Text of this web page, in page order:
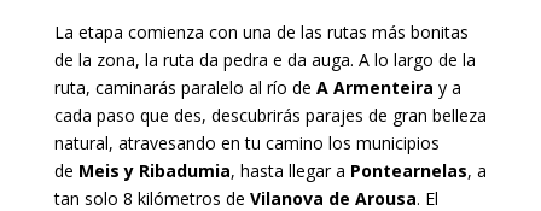
La etapa comienza con una de las rutas más bonitas
de la zona, la ruta da pedra e da auga. A lo largo de la
ruta, caminarás paralelo al río de A Armenteira y a
cada paso que des, descubrirás parajes de gran belleza
natural, atravesando en tu camino los municipios
de Meis y Ribadumia, hasta llegar a Pontearnelas, a
tan solo 8 kilómetros de Vilanova de Arousa. El